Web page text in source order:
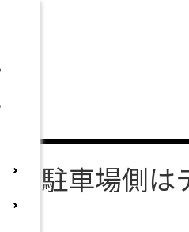
駐車場側は